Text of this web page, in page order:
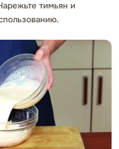
тимьян и